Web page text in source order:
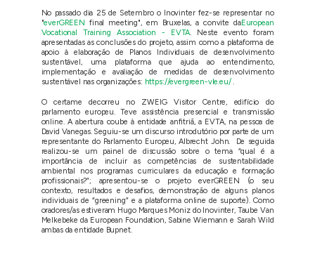
No passado dia 25 de Setembro o Inovinter fez-se representar no
"everGREEN final meeting", em Bruxelas, a convite daEuropean
Vocational Training Association - EVTA. Neste evento foram
apresentadas as conclusões do projeto, assim como a plataforma de
apoio à elaboração de Planos Individuais de desenvolvimento
sustentável, uma plataforma que ajuda ao entendimento,
implementação e avaliação de medidas de desenvolvimento
sustentável nas organizações: https://evergreen-vle.eu/.
O certame decorreu no ZWEIG Visitor Centre, edifício do
parlamento europeu. Teve assistência presencial e transmissão
online. A abertura coube à entidade anfitriã, a EVTA, na pessoa de
David Vanegas. Seguiu-se um discurso introdutório por parte de um
representante do Parlamento Europeu, Albrecht John. De seguida
realizou-se um painel de discussão sobre o tema “qual é a
importância de incluir as competências de sustentabilidade
ambiental nos programas curriculares da educação e formação
profissionais?”; apresentou-se o projeto everGREEN (o seu
contexto, resultados e desafios, demonstração de alguns planos
individuais de “greening” e a plataforma online de suporte). Como
oradores/as estiveram Hugo Marques Moniz do Inovinter, Taube Van
Melkebeke da European Foundation, Sabine Wiemann e Sarah Wild
ambas da entidade Bupnet.